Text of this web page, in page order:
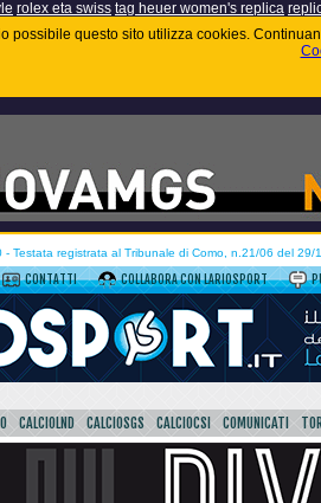
rolex eta swiss tag heuer women's replica
possibile questo sito utilizza cookies.
- Testata registrata al Tribunale di Como, n.21/06 del 29/
CONTATTI COLLABORA CON LARIOSPORT
CALCIOLND CALCIOSGS CALCIOCSI COMUNICATI